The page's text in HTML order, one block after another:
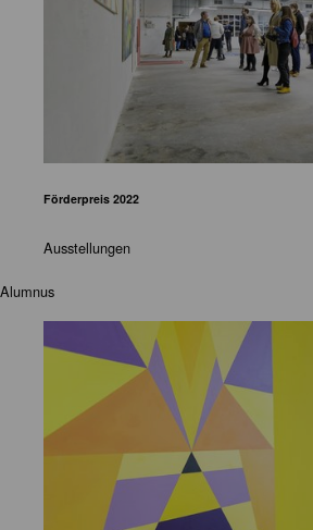
Förderpreis 2022
Ausstellungen
Alumnus